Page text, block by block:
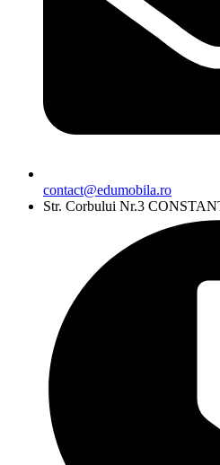
contact@edumobila.ro
Str. Corbului Nr.3